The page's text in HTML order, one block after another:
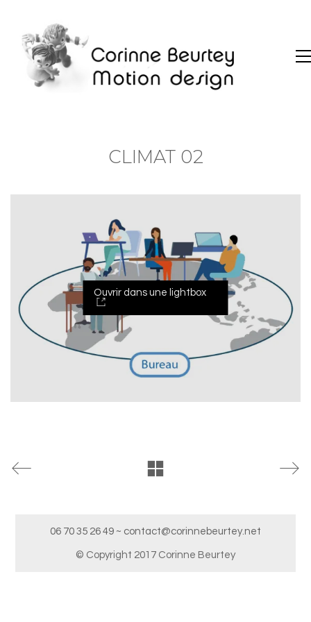
CLIMAT 02
Ouvrir dans une lightbox
06 70 35 26 49 ~ contact@corinnebeurtey.net
© Copyright 2017 Corinne Beurtey